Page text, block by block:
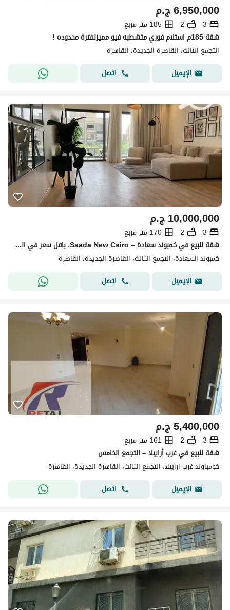
ج.م6,950,000
3
2
185 متر مربع
شقة 185م استلام فوري متشطبه فيو مميزلفترة محدوده !
التجمع الثالث، القاهرة الجديدة، القاهرة
الإيميل
اتصل
ج.م10,000,000
3
2
170 متر مربع
شقة للبيع في كمبوند سعادة – Saada New Cairo، باقل سعر في السوق برايم لوكيشن بالقرب من هايد بارك ولافيستا
كمبوند السعادة، التجمع الثالث، القاهرة الجديدة، القاهرة
الإيميل
اتصل
ج.م5,400,000
3
2
161 متر مربع
شقة للبيع في غرب أرابيلا – التجمع الخامس
كومباوند غرب ارابيلا، التجمع الثالث، القاهرة الجديدة، القاهرة
الإيميل
اتصل